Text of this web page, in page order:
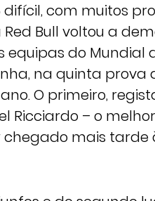
difícil, com muitos
Bull voltou a
do Mundial
na quinta
O primeiro,
Ricciardo – o
mais tarde